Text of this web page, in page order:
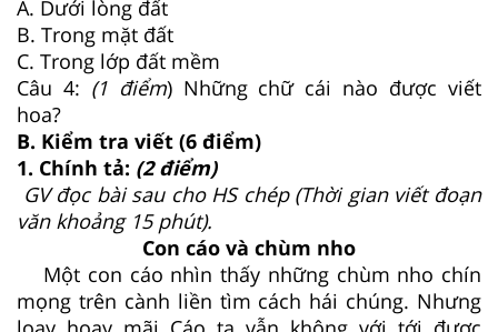
A. Dưới lòng đất
B. Trong mặt đất
C. Trong lớp đất mềm
Câu 4: (1 điểm) Những chữ cái nào được viết
hoa?
B. Kiểm tra viết (6 điểm)
1. Chính tả: (2 điểm)
GV đọc bài sau cho HS chép (Thời gian viết đoạn
văn khoảng 15 phút).
Con cáo và chùm nho
Một con cáo nhìn thấy những chùm nho chín
mọng trên cành liền tìm cách hái chúng. Nhưng